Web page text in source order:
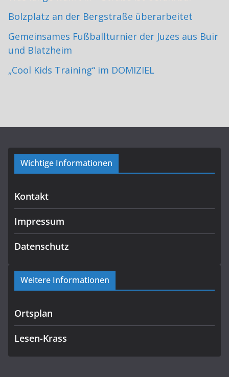
Bolzplatz an der Bergstraße überarbeitet
Gemeinsames Fußballturnier der Juzes aus Buir
und Blatzheim
„Cool Kids Training“ im DOMIZIEL
Wichtige Informationen
Kontakt
Impressum
Datenschutz
Weitere Informationen
Ortsplan
Lesen-Krass